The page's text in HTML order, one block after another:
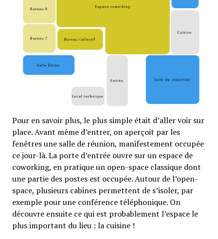
Pour en savoir plus, le plus simple était d’aller voir sur
place. Avant même d’entrer, on aperçoit par les
fenêtres une salle de réunion, manifestement occupée
ce jour-là. La porte d’entrée ouvre sur un espace de
coworking, en pratique un open-space classique dont
une partie des postes est occupée. Autour de l’open-
space, plusieurs cabines permettent de s’isoler, par
exemple pour une conférence téléphonique. On
découvre ensuite ce qui est probablement l’espace le
plus important du lieu : la cuisine !